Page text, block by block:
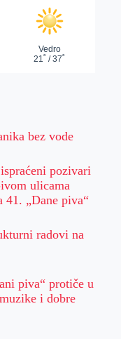
bez vode
pozivari
ulicama
41. „Dane piva“
radovi na
piva“ protiče u
i dobre